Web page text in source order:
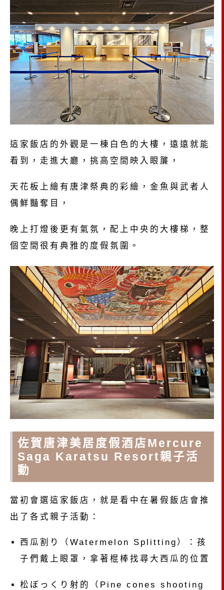
這家飯店的外觀是一棟白色的大樓，遠遠就能
看到，走進大廳，挑高空間映入眼簾，
天花板上繪有唐津祭典的彩繪，金魚與武者人
偶鮮豔奪目，
晚上打燈後更有氣氛，配上中央的大樓梯，整
個空間很有典雅的度假氛圍。
佐賀唐津美居度假酒店Mercure
Saga Karatsu Resort親子活
動
當初會選這家飯店，就是看中在暑假飯店會推
出了各式親子活動：
西瓜割り（Watermelon Splitting）：孩
子們戴上眼罩，拿著棍棒找尋大西瓜的位置
松ぼっくり射的（Pine cones shooting